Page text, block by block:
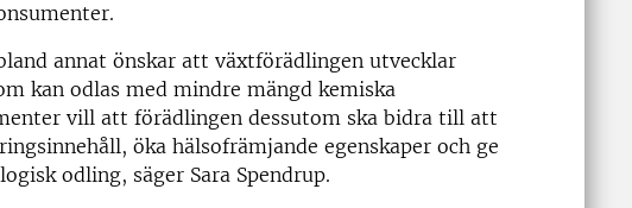
annat önskar att växtförädlingen utvecklar
kan odlas med mindre mängd kemiska
vill att förädlingen dessutom ska bidra till att
öka hälsofrämjande egenskaper och ge
odling, säger Sara Spendrup.